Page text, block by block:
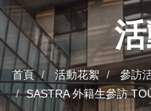
首頁 活動花絮
參訪
SASTRA 外籍生參訪